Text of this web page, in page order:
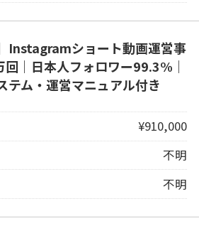
Instagramショート動画運営事
｜日本人フォロワー99.3%｜
テム・運営マニュアル付き
¥910,000
不明
不明